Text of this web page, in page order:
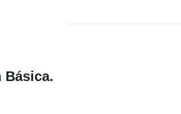
Básica.